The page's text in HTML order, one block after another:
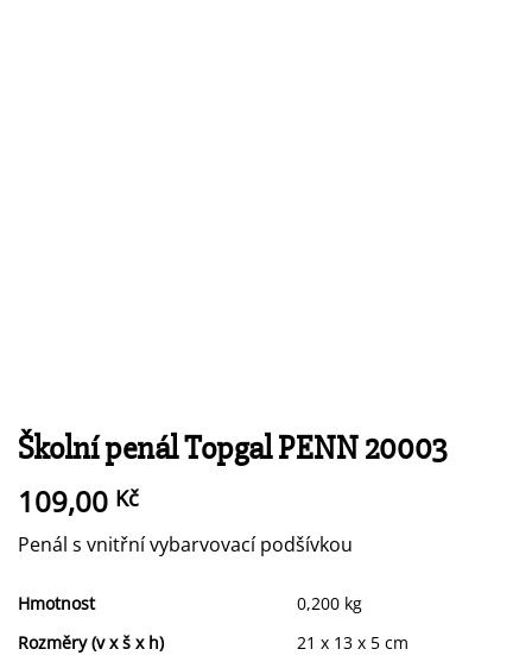
Školní penál Topgal PENN 20003
109,00 Kč
Penál s vnitřní vybarvovací podšívkou
Hmotnost
0,200 kg
Rozměry (v x š x h)
21 x 13 x 5 cm